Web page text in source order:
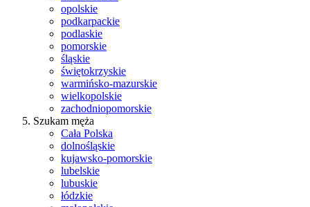
opolskie
podkarpackie
podlaskie
pomorskie
śląskie
świętokrzyskie
warmińsko-mazurskie
wielkopolskie
zachodniopomorskie
Szukam męża
Cała Polska
dolnośląskie
kujawsko-pomorskie
lubelskie
lubuskie
łódzkie